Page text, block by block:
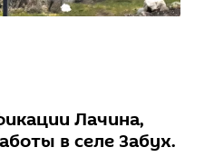
Лачина,
в селе Забух.